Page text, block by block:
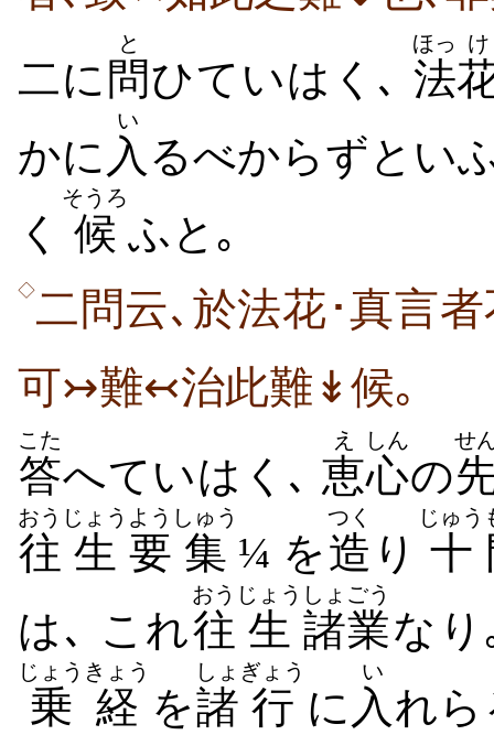
二に 問
と
ひていはく､ 法
ほっ け
かに 入
い
るべからずとい
く
候
そうろ
ふと｡
◇二問云､於法花･真言
可↣難↢治此難↡候｡
答
こた
へていはく､ 恵
え
心
しん
の
せ
往
おう
生
じょう
要
よう
集
しゅう
¼ を造
つく
り 十
じゅう
は､ これ往
おう
生
じょう
諸業
しょごう
な
乗
じょう
経
きょう
を諸
しょ
行
ぎょう
に 入
い
れ